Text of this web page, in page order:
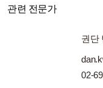
관련 전문가
권단
02-